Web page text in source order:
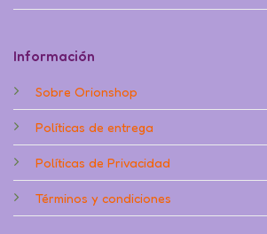
Información
Sobre Orionshop
Políticas de entrega
Políticas de Privacidad
Términos y condiciones